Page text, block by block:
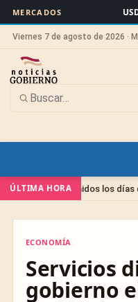
MERCADOS USD/MXN
Viernes 7 de agosto de 2026 ·
ÚLTIMA HORA
los días que te
ECONOMÍA
Servicios
gobierno